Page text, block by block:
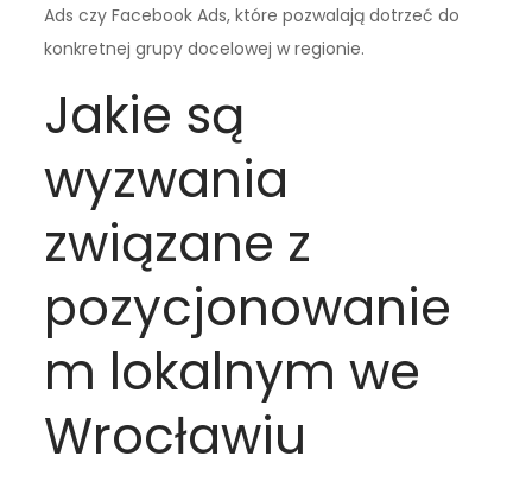
Ads czy Facebook Ads, które pozwalają dotrzeć do
konkretnej grupy docelowej w regionie.
Jakie są
wyzwania
związane z
pozycjonowanie
m lokalnym we
Wrocławiu